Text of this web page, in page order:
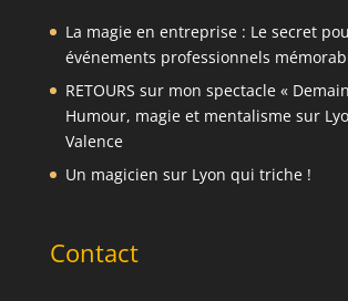
La magie en entreprise : Le secret
événements professionnels
RETOURS sur mon spectacle «
Humour, magie et mentalisme sur
Valence
Un magicien sur Lyon qui triche !
Contact